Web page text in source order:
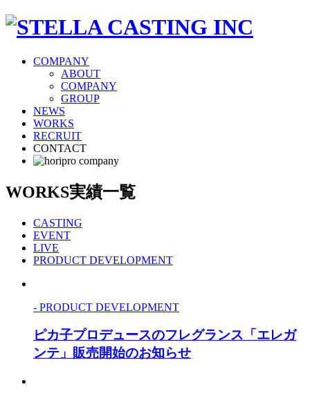
COMPANY
ABOUT
COMPANY
GROUP
NEWS
WORKS
RECRUIT
CONTACT
WORKS実績一覧
CASTING
EVENT
LIVE
PRODUCT DEVELOPMENT
- PRODUCT DEVELOPMENT
ピカ子プロデュースのフレグランス「エレガ
ンテ」販売開始のお知らせ